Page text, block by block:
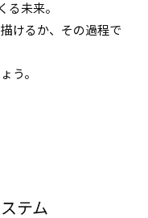
る未来。
けるか、その過程で
う。
テム